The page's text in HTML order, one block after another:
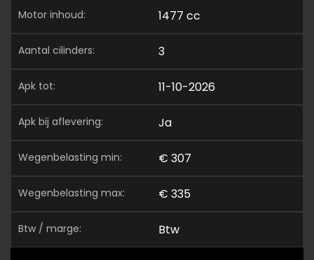
motor inhoud: 1477 cc
aantal cilinders: 3
apk tot: 11-10-2026
apk bij aflevering: Ja
wegenbelasting min: € 307
wegenbelasting max: € 335
btw / marge: Btw